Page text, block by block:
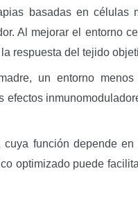
basadas en células
Al mejorar el entorno
respuesta del tejido
un entorno
efectos
función depende
optimizado puede